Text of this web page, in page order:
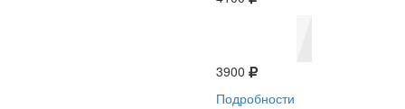
3900
Подробности